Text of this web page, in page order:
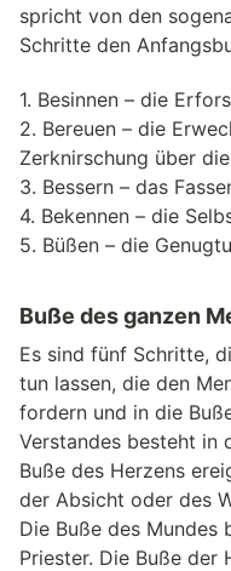
spricht von den
Schritte den
1. Besinnen – die
2. Bereuen – die
Zerknirschung über
3. Bessern – das
4. Bekennen – die
5. Büßen – die
Buße des ganzen
Es sind fünf Schritte,
tun lassen, die den
fordern und in die
Verstandes besteht in
Buße des Herzens
der Absicht oder des
Die Buße des Mundes
Priester. Die Buße der